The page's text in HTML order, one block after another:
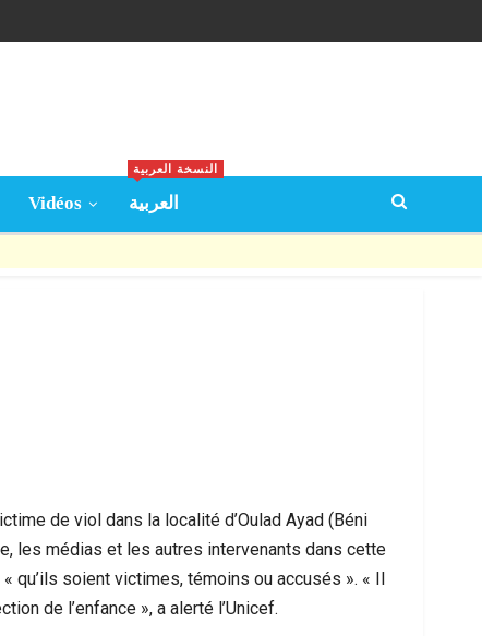
Vidéos العربية
النسخة العربية
de viol dans la localité d’Oulad Ayad (Béni
les médias et les autres intervenants dans cette
soient victimes, témoins ou accusés ». « Il
de l’enfance », a alerté l’Unicef.